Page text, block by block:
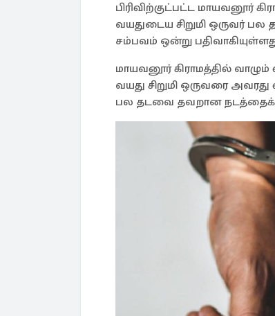
பிரிவிற்குட்பட்ட மாயவனூர்
வயதுடைய சிறுமி ஒருவர்
சம்பவம் ஒன்று
மாயவனூர் கிராமத்தில்
வயது சிறுமி ஒருவரை
பல தடவை தவறான